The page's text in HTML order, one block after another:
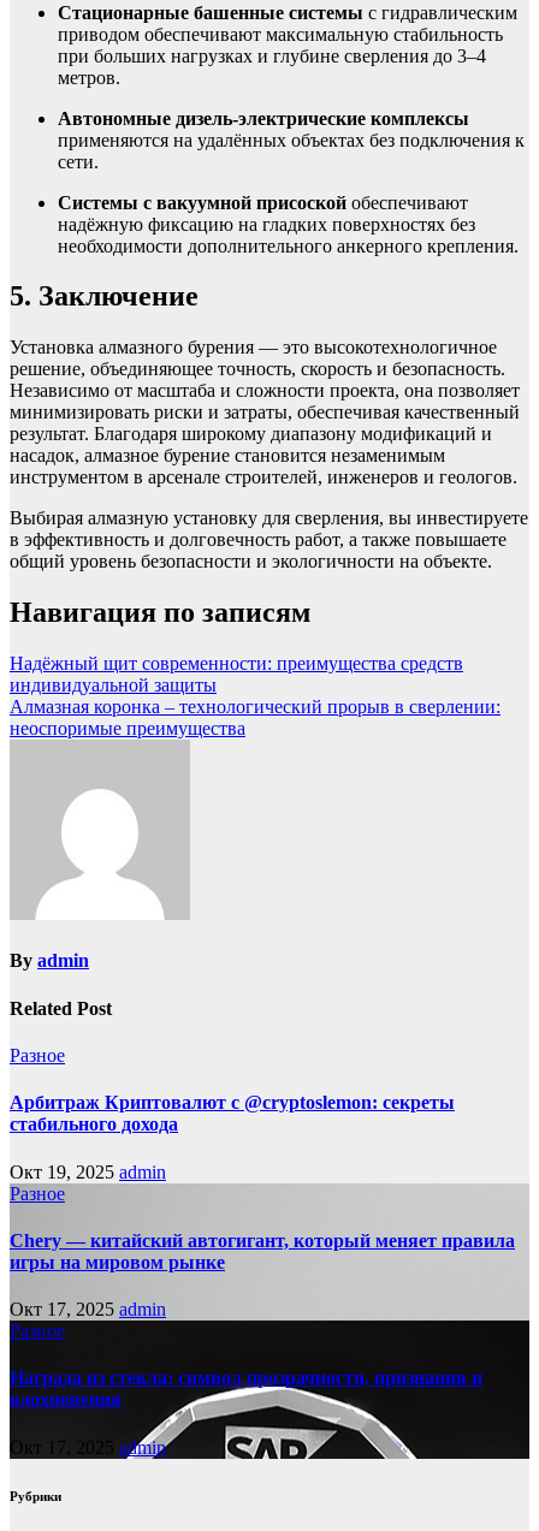
Стационарные башенные системы с гидравлическим
приводом обеспечивают максимальную стабильность
при больших нагрузках и глубине сверления до 3–4
метров.
Автономные дизель-электрические комплексы
применяются на удалённых объектах без подключения к
сети.
Системы с вакуумной присоской обеспечивают
надёжную фиксацию на гладких поверхностях без
необходимости дополнительного анкерного крепления.
5. Заключение
Установка алмазного бурения — это высокотехнологичное
решение, объединяющее точность, скорость и безопасность.
Независимо от масштаба и сложности проекта, она позволяет
минимизировать риски и затраты, обеспечивая качественный
результат. Благодаря широкому диапазону модификаций и
насадок, алмазное бурение становится незаменимым
инструментом в арсенале строителей, инженеров и геологов.
Выбирая алмазную установку для сверления, вы инвестируете
в эффективность и долговечность работ, а также повышаете
общий уровень безопасности и экологичности на объекте.
Навигация по записям
Надёжный щит современности: преимущества средств
индивидуальной защиты
Алмазная коронка – технологический прорыв в сверлении:
неоспоримые преимущества
By admin
Related Post
Разное
Арбитраж Криптовалют с @cryptoslemon: секреты
стабильного дохода
Окт 19, 2025 admin
Разное
Chery — китайский автогигант, который меняет правила
игры на мировом рынке
Окт 17, 2025 admin
Разное
Награда из стекла: символ прозрачности, признания и
вдохновения
Окт 17, 2025 admin
Рубрики